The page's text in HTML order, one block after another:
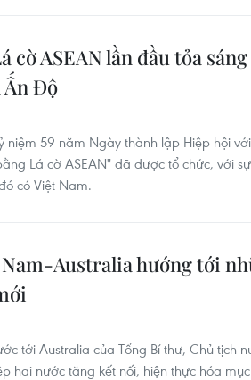
cờ ASEAN lần đầu tỏa
Ấn Độ
niệm 59 năm Ngày thành lập Hiệp hội
Lá cờ ASEAN" đã được tổ chức, với
có Việt Nam.
Australia hướng tới
tới Australia của Tổng Bí thư, Chủ tịch
hai nước tăng kết nối, hiện thực hóa